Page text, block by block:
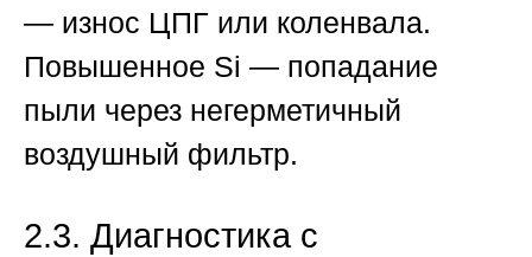
— износ ЦПГ или коленвала.
Повышенное Si — попадание
пыли через негерметичный
воздушный фильтр.
2.3. Диагностика с